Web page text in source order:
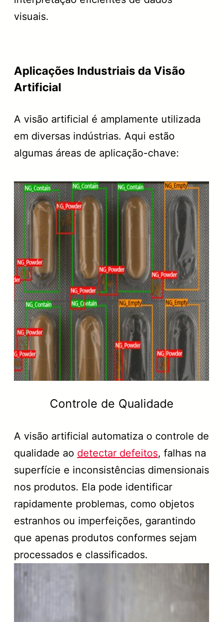
visuais.
Aplicações Industriais da Visão
Artificial
A visão artificial é amplamente utilizada
em diversas indústrias. Aqui estão
algumas áreas de aplicação-chave:
Controle de Qualidade
A visão artificial automatiza o controle de
qualidade ao detectar defeitos, falhas na
superfície e inconsistências dimensionais
nos produtos. Ela pode identificar
rapidamente problemas, como objetos
estranhos ou imperfeições, garantindo
que apenas produtos conformes sejam
processados e classificados.